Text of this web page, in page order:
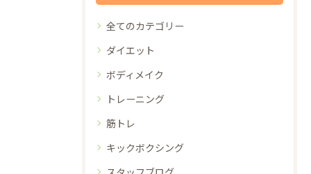
全てのカテゴリー
ダイエット
ボディメイク
トレーニング
筋トレ
キックボクシング